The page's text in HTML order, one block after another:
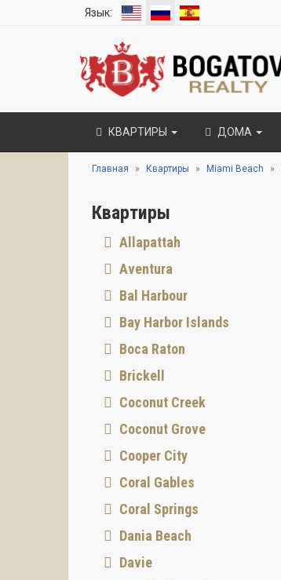
Язык:
КВАРТИРЫ ДОМА
Главная Квартиры Miami Beach
Квартиры
Allapattah
Aventura
Bal Harbour
Bay Harbor Islands
Boca Raton
Brickell
Coconut Creek
Coconut Grove
Cooper City
Coral Gables
Coral Springs
Dania Beach
Davie